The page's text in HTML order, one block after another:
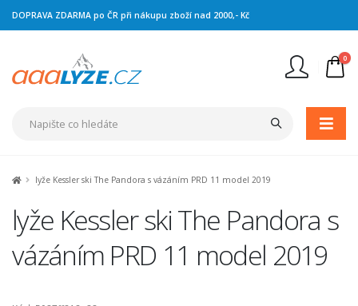
DOPRAVA ZDARMA po ČR při nákupu zboží nad 2000,- Kč
0
lyže Kessler ski The Pandora s vázáním PRD 11 model 2019
lyže Kessler ski The Pandora s
vázáním PRD 11 model 2019